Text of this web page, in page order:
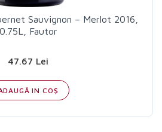
Sauvignon – Merlot 2016,
0.75L, Fautor
47.67 Lei
IN COŞ